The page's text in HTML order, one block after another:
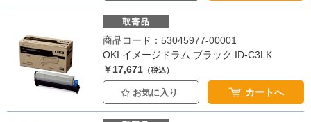
商品コード：53045977-00001
OKI イメージドラム ブラック ID-C3LK
￥17,671 （税込）
お気に入り カートへ